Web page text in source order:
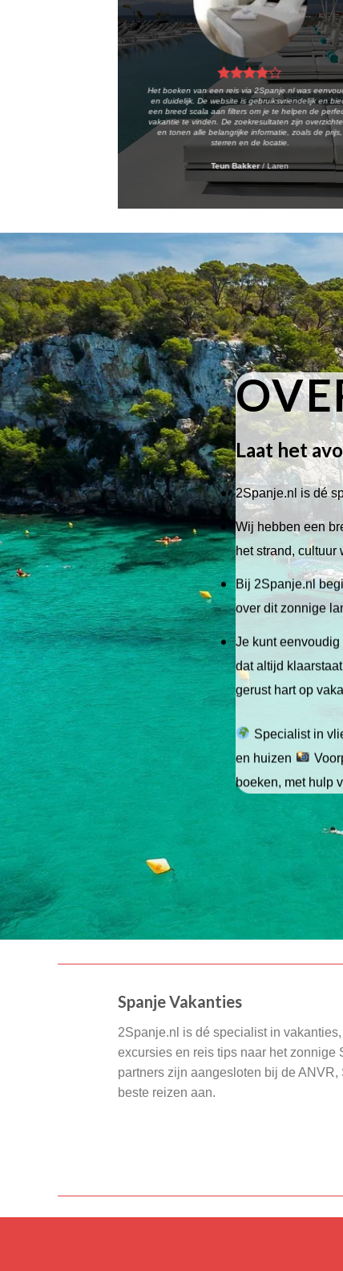
Het boeken van een reis via 2Spanje.nl was
en duidelijk. De website is gebruiksvriendelijk en
een breed scala aan filters om je te helpen de
vakantie te vinden. De zoekresultaten zijn
en tonen alle belangrijke informatie, zoals de prijs,
sterren en de locatie.
Teun Bakker /Laren
Laat het
2Spanje.nl is dé
Wij hebben een
het strand, cultuur
Bij 2Spanje.nl
over dit zonnige
Je kunt
dat altijd
gerust hart op
Specialist in
en huizen
boeken, met hulp
Spanje Vakanties
2Spanje.nl is dé specialist in
excursies en reis tips naar het zonnige
partners zijn aangesloten bij de ANVR,
beste reizen aan.